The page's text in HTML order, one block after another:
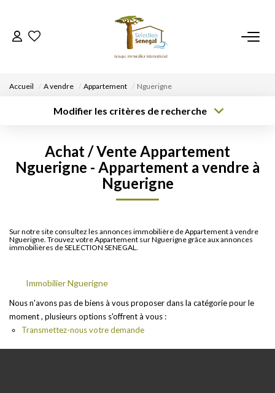
ACCUEIL
DÉPOSEZ VOTRE RECHERCHE
CONTACT
Accueil A vendre Appartement Nguerigne
Modifier les critères de recherche
Surface min Budget max Rayon
Achat / Vente Appartement
Nguerigne - Appartement a vendre à
Nguerigne
Sur notre site consultez les annonces immobilière de Appartement à vendre
Nguerigne. Trouvez votre Appartement sur Nguerigne grâce aux annonces
immobilières de SELECTION SENEGAL.
Immobilier Nguerigne
Nous n'avons pas de biens à vous proposer dans la catégorie pour le
moment , plusieurs options s'offrent à vous :
Transmettez-nous votre demande